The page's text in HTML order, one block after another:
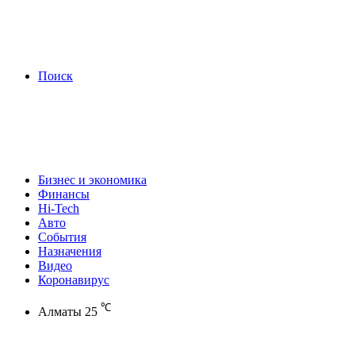
Поиск
Бизнес и экономика
Финансы
Hi-Tech
Авто
События
Назначения
Видео
Коронавирус
Алматы 25 ℃